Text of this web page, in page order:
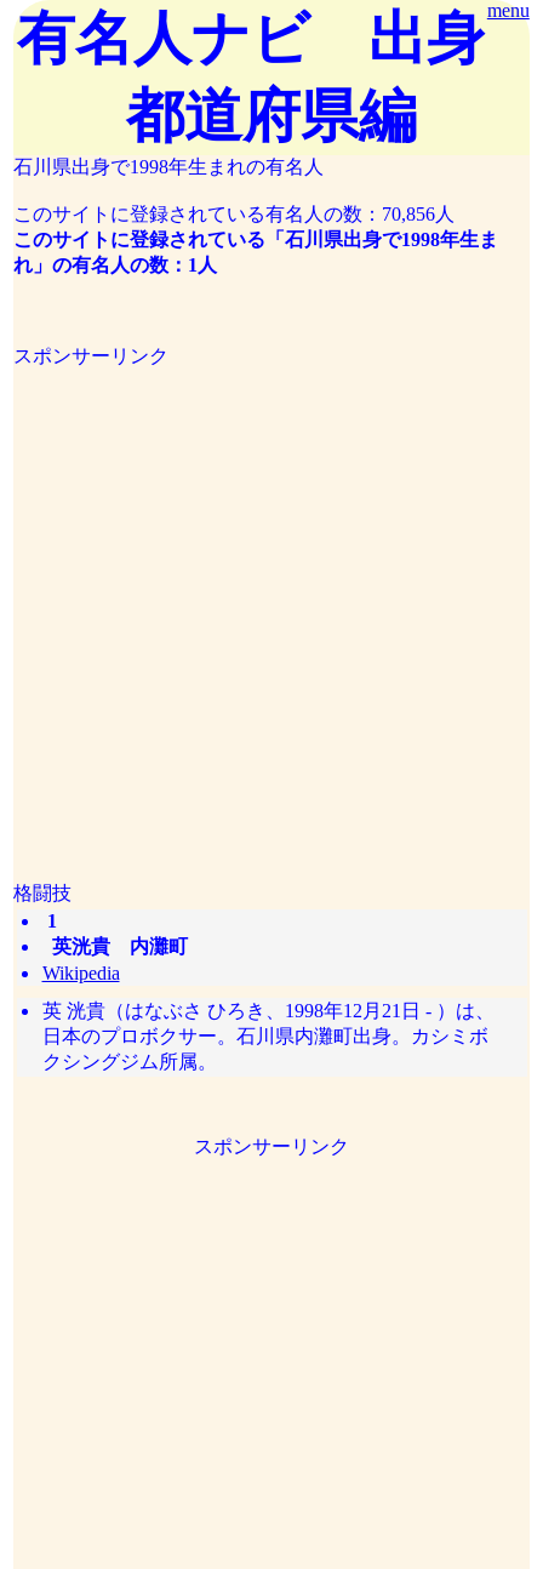
menu
有名人ナビ 出身
都道府県編
石川県出身で1998年生まれの有名人
このサイトに登録されている有名人の数：70,856人
このサイトに登録されている「石川県出身で1998年生ま
れ」の有名人の数：1人
スポンサーリンク
格闘技
1
英洸貴 内灘町
Wikipedia
英 洸貴（はなぶさ ひろき、1998年12月21日 - ）は、
日本のプロボクサー。石川県内灘町出身。カシミボ
クシングジム所属。
スポンサーリンク